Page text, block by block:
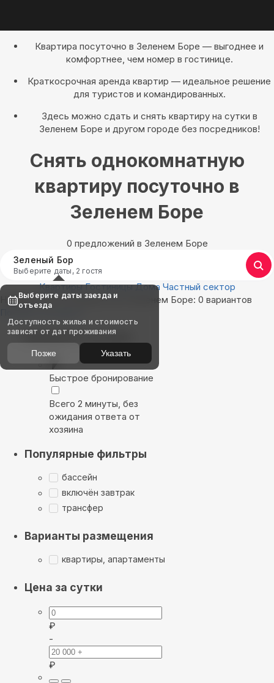
Квартира посуточно в Зеленем Боре — выгоднее и
комфортнее, чем номер в гостинице.
Краткосрочная аренда квартир — идеальное решение
для туристов и командированных.
Здесь можно сдать и снять квартиру на сутки в
Зеленем Боре и другом городе без посредников!
Снять однокомнатную
квартиру посуточно в
Зеленем Боре
0 предложений в Зеленем Боре
Зеленый Бор
Выберите даты, 2 гостя
Квартиры Гостиницы Дома Частный сектор
Найдём, где остановиться в Зеленем Боре: 0 вариантов
Показать на карте
Выбирайте лучшее
Быстрое бронирование
Всего 2 минуты, без
ожидания ответа от
хозяина
Популярные фильтры
бассейн
включён завтрак
трансфер
Варианты размещения
квартиры, апартаменты
Цена за сутки
₽
-
₽
Выберите даты заезда и
отъезда
Доступность жилья и стоимость
зависят от дат проживания
Позже Указать